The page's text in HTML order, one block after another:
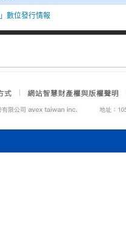
數位發行情報